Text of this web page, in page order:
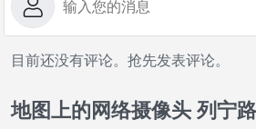
目前还没有评论。抢先发表评论。
地图上的网络摄像头 列宁